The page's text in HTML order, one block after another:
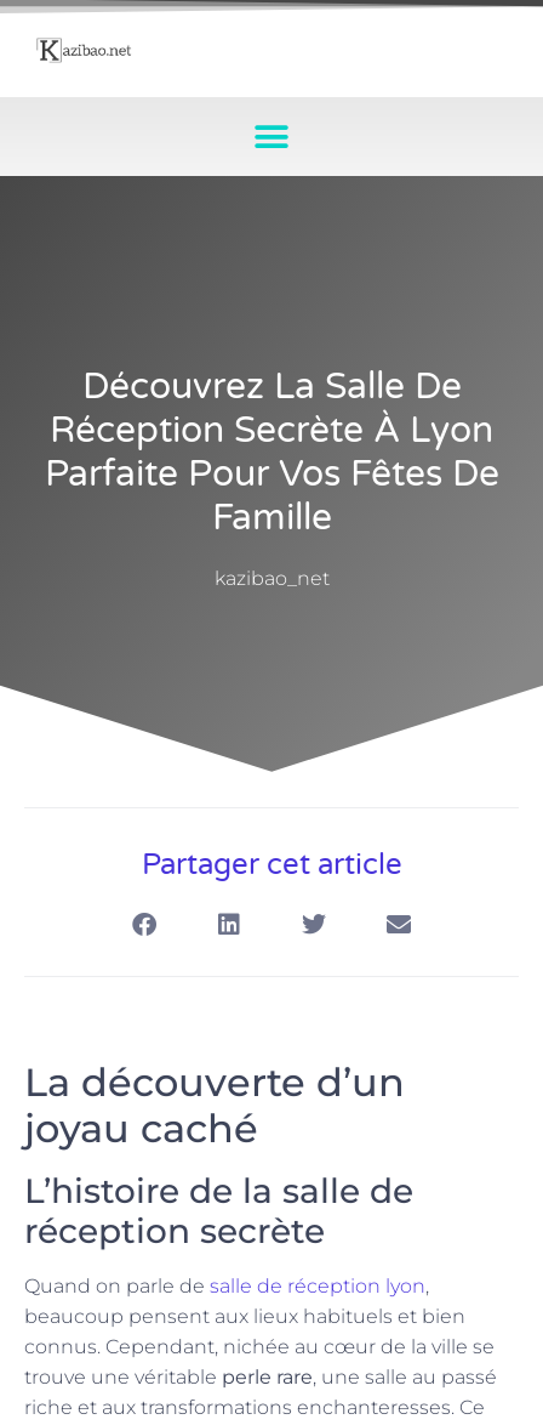
Découvrez La Salle De
Réception Secrète À Lyon
Parfaite Pour Vos Fêtes De
Famille
kazibao_net
Partager cet article
La découverte d’un
joyau caché
L’histoire de la salle de
réception secrète
Quand on parle de salle de réception lyon,
beaucoup pensent aux lieux habituels et bien
connus. Cependant, nichée au cœur de la ville se
trouve une véritable perle rare, une salle au passé
riche et aux transformations enchanteresses. Ce